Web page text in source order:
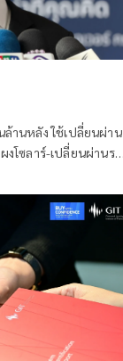
ล้านหลัง ใช้เปลี่ยนผ่าน
โซลาร์-เปลี่ยนผ่านรถ
ส่วนไทยช่วยไทยพลัส
นายกฯ เผยจะพยายาม